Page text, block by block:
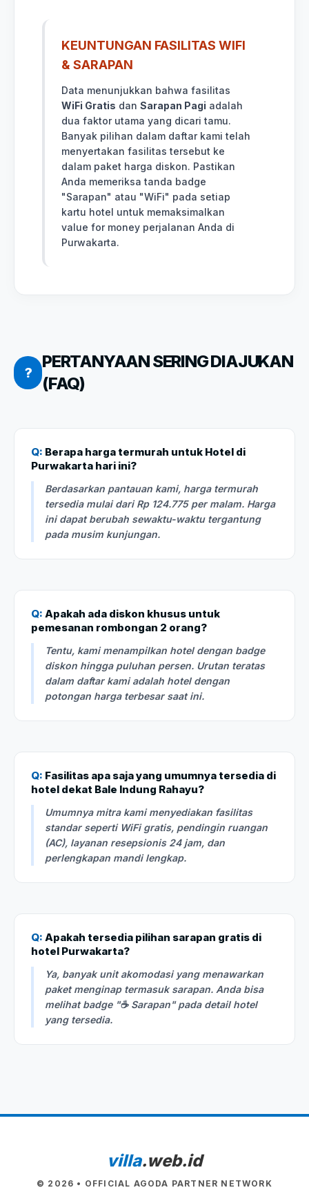
KEUNTUNGAN FASILITAS WIFI
& SARAPAN
Data menunjukkan bahwa fasilitas
WiFi Gratis dan Sarapan Pagi adalah
dua faktor utama yang dicari tamu.
Banyak pilihan dalam daftar kami telah
menyertakan fasilitas tersebut ke
dalam paket harga diskon. Pastikan
Anda memeriksa tanda badge
"Sarapan" atau "WiFi" pada setiap
kartu hotel untuk memaksimalkan
value for money perjalanan Anda di
Purwakarta.
?
PERTANYAAN SERING DIAJUKAN
(FAQ)
Q: Berapa harga termurah untuk Hotel di
Purwakarta hari ini?
Berdasarkan pantauan kami, harga termurah
tersedia mulai dari Rp 124.775 per malam. Harga
ini dapat berubah sewaktu-waktu tergantung
pada musim kunjungan.
Q: Apakah ada diskon khusus untuk
pemesanan rombongan 2 orang?
Tentu, kami menampilkan hotel dengan badge
diskon hingga puluhan persen. Urutan teratas
dalam daftar kami adalah hotel dengan
potongan harga terbesar saat ini.
Q: Fasilitas apa saja yang umumnya tersedia di
hotel dekat Bale Indung Rahayu?
Umumnya mitra kami menyediakan fasilitas
standar seperti WiFi gratis, pendingin ruangan
(AC), layanan resepsionis 24 jam, dan
perlengkapan mandi lengkap.
Q: Apakah tersedia pilihan sarapan gratis di
hotel Purwakarta?
Ya, banyak unit akomodasi yang menawarkan
paket menginap termasuk sarapan. Anda bisa
melihat badge "☕ Sarapan" pada detail hotel
yang tersedia.
villa.web.id
© 2026 • OFFICIAL AGODA PARTNER NETWORK